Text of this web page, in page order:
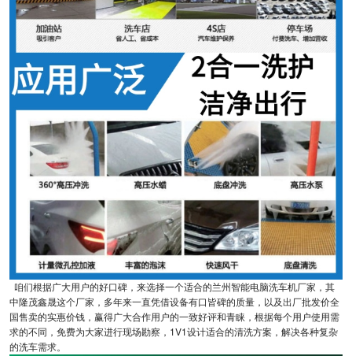
咱们根据广大用户的好口碑，来选择一个适合的兰州智能电脑洗车机厂家，其
中隆茂鑫晟这个厂家，多年来一直凭借设备有口皆碑的质量，以及出厂批发价全
国售卖的实惠价钱，赢得广大合作用户的一致好评和青睐，根据每个用户使用需
求的不同，免费为大家进行现场勘察，1V1设计适合的清洗方案，解决各种复杂
的洗车需求。